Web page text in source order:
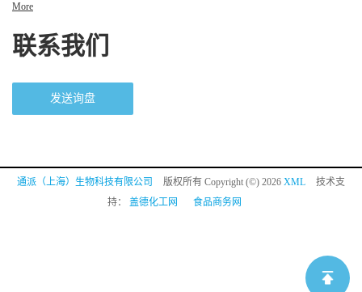
More
联系我们
发送询盘
通派（上海）生物科技有限公司 版权所有 Copyright (©) 2026 XML
技术支
持： 盖德化工网 食品商务网